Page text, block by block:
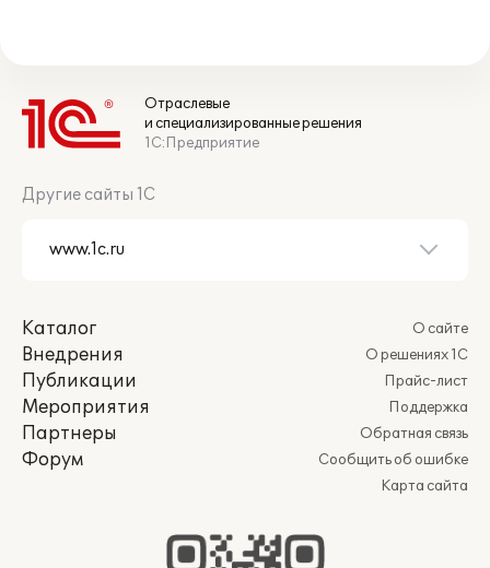
Отраслевые
и специализированные решения
1С:Предприятие
Другие сайты 1С
Каталог
Внедрения
Публикации
Мероприятия
Партнеры
Форум
О сайте
О решениях 1С
Прайс-лист
Поддержка
Обратная связь
Сообщить об ошибке
Карта сайта